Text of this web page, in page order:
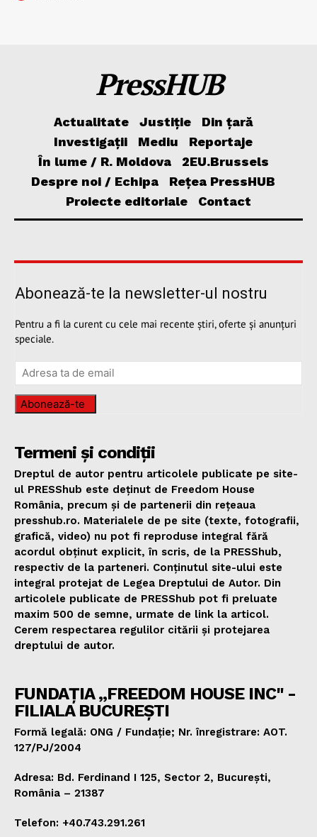
PressHUB
Actualitate Justiție
Din țară
Investigații
Mediu
Reportaje
În lume / R. Moldova
2EU.Brussels
Despre noi / Echipa
Rețea PressHUB
Proiecte editoriale
Contact
Abonează-te la newsletter-ul nostru
Pentru a fi la curent cu cele mai recente știri, oferte și anunțuri
speciale.
Abonează-te
Termeni și condiții
Dreptul de autor pentru articolele publicate pe site-
ul PRESShub este deținut de Freedom House
România, precum și de partenerii din rețeaua
presshub.ro. Materialele de pe site (texte, fotografii,
grafică, video) nu pot fi reproduse integral fără
acordul obținut explicit, în scris, de la PRESShub,
respectiv de la parteneri. Conținutul site-ului este
integral protejat de Legea Dreptului de Autor. Din
articolele publicate de PRESShub pot fi preluate
maxim 500 de semne, urmate de link la articol.
Cerem respectarea regulilor citării și protejarea
dreptului de autor.
FUNDAȚIA „FREEDOM HOUSE INC" -
FILIALA BUCUREȘTI
Formă legală: ONG / Fundație; Nr. înregistrare: AOT.
127/PJ/2004
Adresa: Bd. Ferdinand I 125, Sector 2, București,
România – 21387
Telefon: +40.743.291.261